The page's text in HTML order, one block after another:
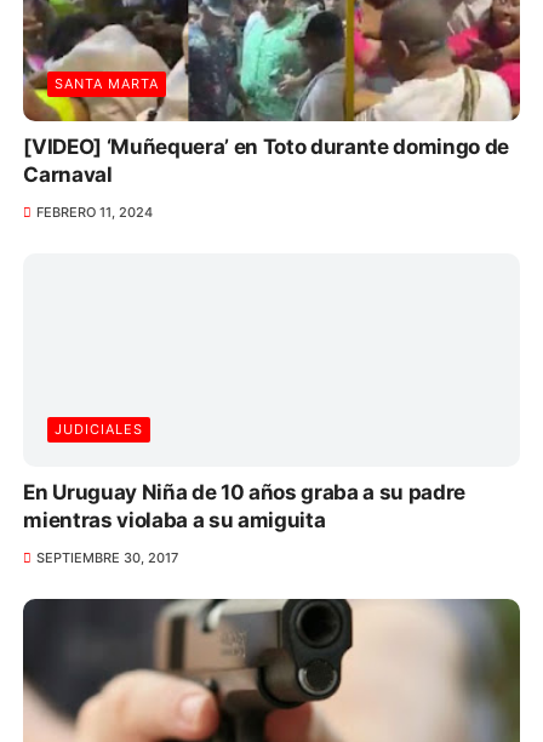
SANTA MARTA
[VIDEO] ‘Muñequera’ en Toto durante domingo de
Carnaval
FEBRERO 11, 2024
JUDICIALES
En Uruguay Niña de 10 años graba a su padre
mientras violaba a su amiguita
SEPTIEMBRE 30, 2017